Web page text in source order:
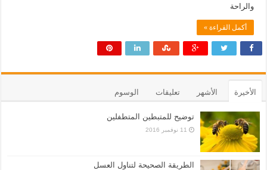
والراحة
أكمل القراءة »
الأخيرة الأشهر تعليقات الوسوم
توضيح للمتبطين المتطفلين
11 نوفمبر 2016
الطريقة الصحيحة لتناول العسل